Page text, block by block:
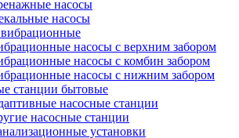
насосы
насосы
насосы с верхним забором
насосы с комбин забором
насосы с нижним забором
станции бытовые
насосные станции
насосные станции
установки